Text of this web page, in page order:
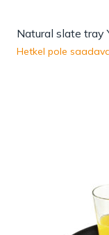
Natural slate tray
Hetkel pole